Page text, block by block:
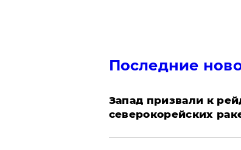
Последние
Запад призвали к
северокорейских